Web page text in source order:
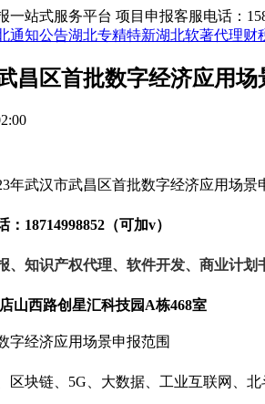
一站式服务平台 项目申报客服电话：
通知公告湖北专精特新湖北软著代理财
昌区首批数字经济应用
年武汉市武昌区首批数字经济应用场
： 18714998852（可加v）
、知识产权代理、软件开发、商业计
山西路创星汇科技园 A栋468室
字经济应用场景申报范围
区块链、 5G、大数据、工业互联网、